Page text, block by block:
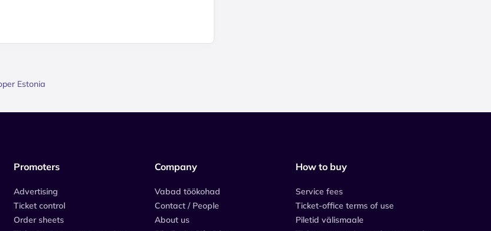
Estonia
Promoters
Advertising
Ticket control
Order sheets
Company
Vabad töökohad
Contact / People
About us
How to buy
Service fees
Ticket-office terms of use
Piletid välismaale